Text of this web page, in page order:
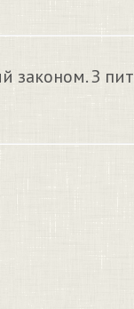
законом. З